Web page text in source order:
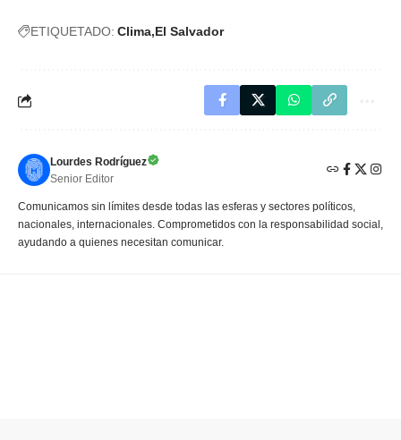
ETIQUETADO: Clima El Salvador
Lourdes Rodríguez
Senior Editor
Comunicamos sin límites desde todas las esferas y sectores políticos,
nacionales, internacionales. Comprometidos con la responsabilidad social,
ayudando a quienes necesitan comunicar.